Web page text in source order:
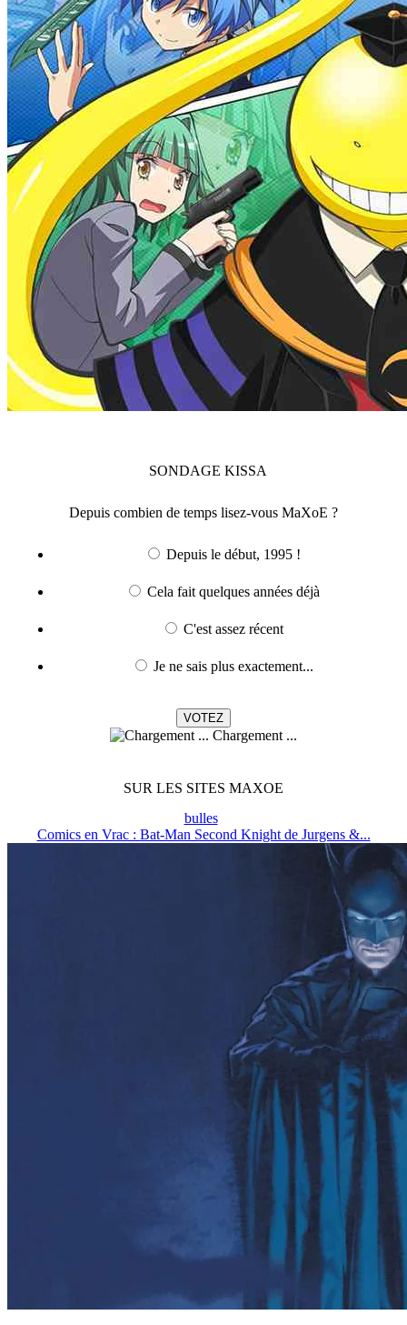
SONDAGE KISSA
Depuis combien de temps lisez-vous MaXoE ?
Depuis le début, 1995 !
Cela fait quelques années déjà
C'est assez récent
Je ne sais plus exactement...
Chargement ...
SUR LES SITES MAXOE
bulles
Comics en Vrac : Bat-Man Second Knight de Jurgens &...